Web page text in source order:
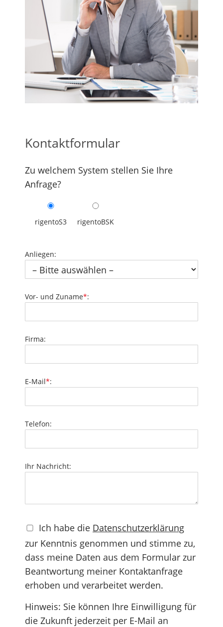
Kontaktformular
Zu welchem System stellen Sie Ihre
Anfrage?
rigentoS3 rigentoBSK
Anliegen:
Vor- und Zuname*:
Firma:
E-Mail*:
Telefon:
Ihr Nachricht:
Ich habe die Datenschutzerklärung
zur Kenntnis genommen und stimme zu,
dass meine Daten aus dem Formular zur
Beantwortung meiner Kontaktanfrage
erhoben und verarbeitet werden.
Hinweis: Sie können Ihre Einwilligung für
die Zukunft jederzeit per E-Mail an